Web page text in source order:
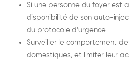
Si une personne du foyer est
disponibilité de son auto-
du protocole d'urgence
Surveiller le comportement
domestiques, et limiter leur